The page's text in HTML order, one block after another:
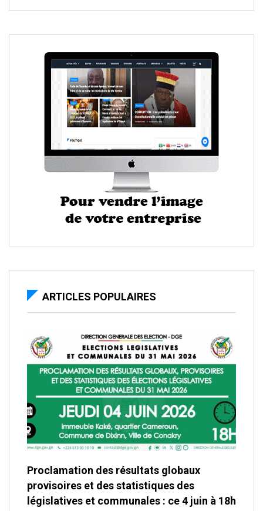
ARTICLES POPULAIRES
Proclamation des résultats globaux
provisoires et des statistiques des
législatives et communales : ce 4 juin à 18h